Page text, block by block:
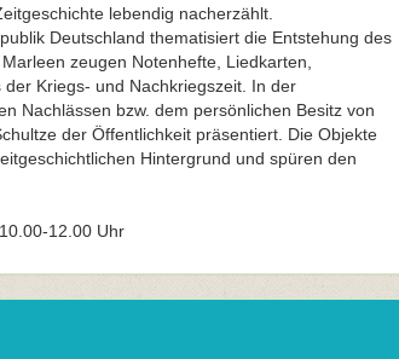
lebendig nacherzählt.
Deutschland thematisiert die Entstehung des
zeugen Notenhefte, Liedkarten,
Kriegs- und Nachkriegszeit. In der
Nachlässen bzw. dem persönlichen Besitz von
der Öffentlichkeit präsentiert. Die Objekte
Hintergrund und spüren den
12.00 Uhr